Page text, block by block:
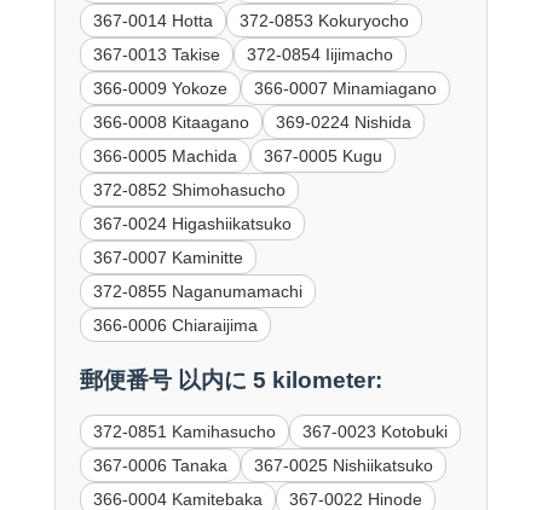
367-0014 Hotta
372-0853 Kokuryocho
367-0013 Takise
372-0854 Iijimacho
366-0009 Yokoze
366-0007 Minamiagano
366-0008 Kitaagano
369-0224 Nishida
366-0005 Machida
367-0005 Kugu
372-0852 Shimohasucho
367-0024 Higashiikatsuko
367-0007 Kaminitte
372-0855 Naganumamachi
366-0006 Chiaraijima
郵便番号 以内に 5 kilometer:
372-0851 Kamihasucho
367-0023 Kotobuki
367-0006 Tanaka
367-0025 Nishiikatsuko
366-0004 Kamitebaka
367-0022 Hinode